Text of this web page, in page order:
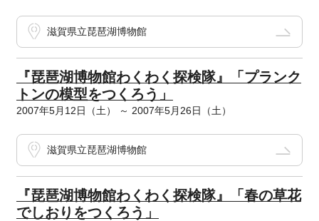
滋賀県立琵琶湖博物館
『琵琶湖博物館わくわく探検隊』「プランク
トンの模型をつくろう」
2007年5月12日（土） ～ 2007年5月26日（土）
滋賀県立琵琶湖博物館
『琵琶湖博物館わくわく探検隊』「春の草花
でしおりをつくろう」